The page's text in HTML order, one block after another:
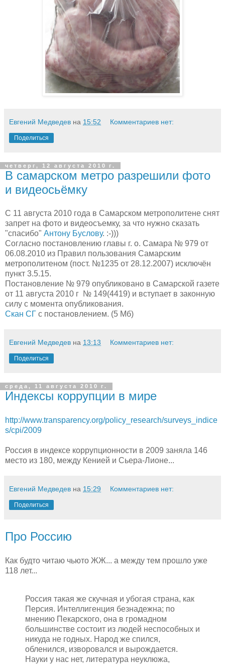
Евгений Медведев на 15:52 Комментариев нет:
Поделиться
четверг, 12 августа 2010 г.
В самарском метро разрешили фото
и видеосьёмку
С 11 августа 2010 года в Самарском метрополитене снят
запрет на фото и видеосъемку, за что нужно сказать
"спасибо" Антону Буслову. :-)))
Согласно постановлению главы г. о. Самара № 979 от
06.08.2010 из Правил пользования Самарским
метрополитеном (пост. №1235 от 28.12.2007) исключён
пункт 3.5.15.
Постановление № 979 опубликовано в Самарской газете
от 11 августа 2010 г № 149(4419) и вступает в законную
силу с момента опубликования.
Скан СГ с постановлением. (5 Мб)
Евгений Медведев на 13:13 Комментариев нет:
Поделиться
среда, 11 августа 2010 г.
Индексы коррупции в мире
http://www.transparency.org/policy_research/surveys_indice
s/cpi/2009
Россия в индексе коррупционности в 2009 заняла 146
место из 180, между Кенией и Сьера-Лионе...
Евгений Медведев на 15:29 Комментариев нет:
Поделиться
Про Россию
Как будто читаю чьюто ЖЖ... а между тем прошло уже
118 лет...
Россия такая же скучная и убогая страна, как
Персия. Интеллигенция безнадежна; по
мнению Пекарского, она в громадном
большинстве состоит из людей неспособных и
никуда не годных. Народ же спился,
обленился, изворовался и вырождается.
Науки у нас нет, литература неуклюжа,